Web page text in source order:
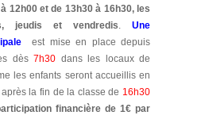
12h00 et de 13h30 à 16h30, les
jeudis et vendredis. Une
est mise en place depuis
dès7h30 dans les locaux de
les enfants seront accueillis en
la fin de la classe de 16h30
financière de 1€ par